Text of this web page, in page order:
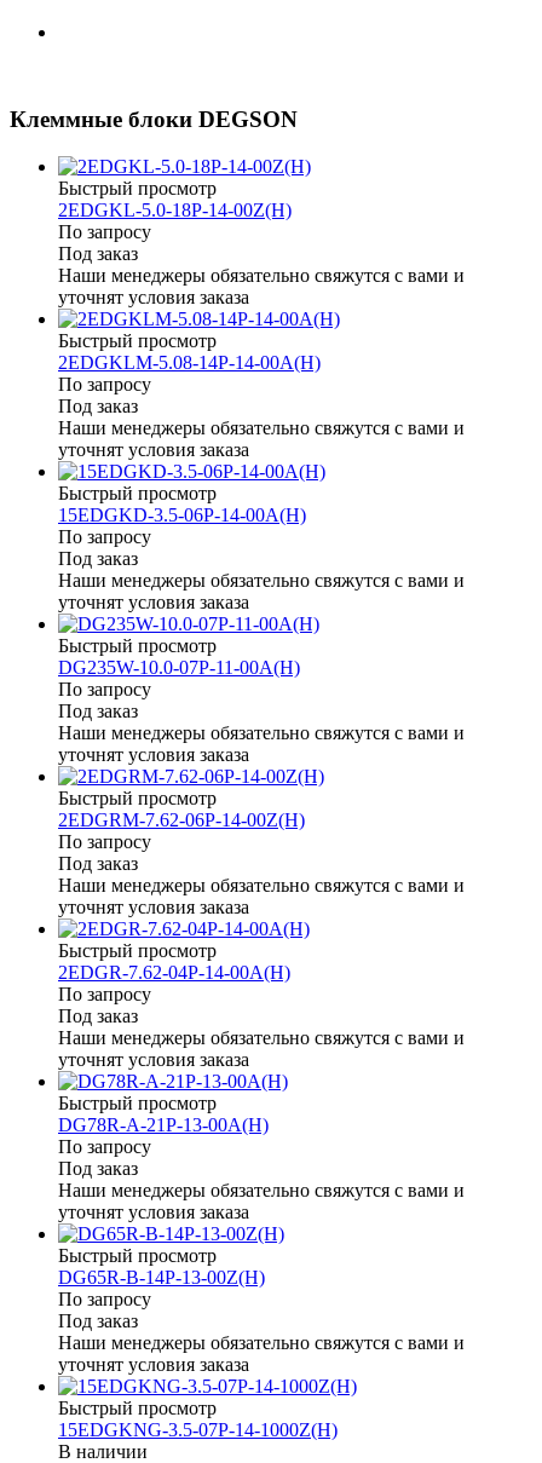
Клеммные блоки DEGSON
Быстрый просмотр
2EDGKL-5.0-18P-14-00Z(H)
По запросу
Под заказ
Наши менеджеры обязательно свяжутся с вами и
уточнят условия заказа
Быстрый просмотр
2EDGKLM-5.08-14P-14-00A(H)
По запросу
Под заказ
Наши менеджеры обязательно свяжутся с вами и
уточнят условия заказа
Быстрый просмотр
15EDGKD-3.5-06P-14-00A(H)
По запросу
Под заказ
Наши менеджеры обязательно свяжутся с вами и
уточнят условия заказа
Быстрый просмотр
DG235W-10.0-07P-11-00A(H)
По запросу
Под заказ
Наши менеджеры обязательно свяжутся с вами и
уточнят условия заказа
Быстрый просмотр
2EDGRM-7.62-06P-14-00Z(H)
По запросу
Под заказ
Наши менеджеры обязательно свяжутся с вами и
уточнят условия заказа
Быстрый просмотр
2EDGR-7.62-04P-14-00A(H)
По запросу
Под заказ
Наши менеджеры обязательно свяжутся с вами и
уточнят условия заказа
Быстрый просмотр
DG78R-A-21P-13-00A(H)
По запросу
Под заказ
Наши менеджеры обязательно свяжутся с вами и
уточнят условия заказа
Быстрый просмотр
DG65R-B-14P-13-00Z(H)
По запросу
Под заказ
Наши менеджеры обязательно свяжутся с вами и
уточнят условия заказа
Быстрый просмотр
15EDGKNG-3.5-07P-14-1000Z(H)
В наличии